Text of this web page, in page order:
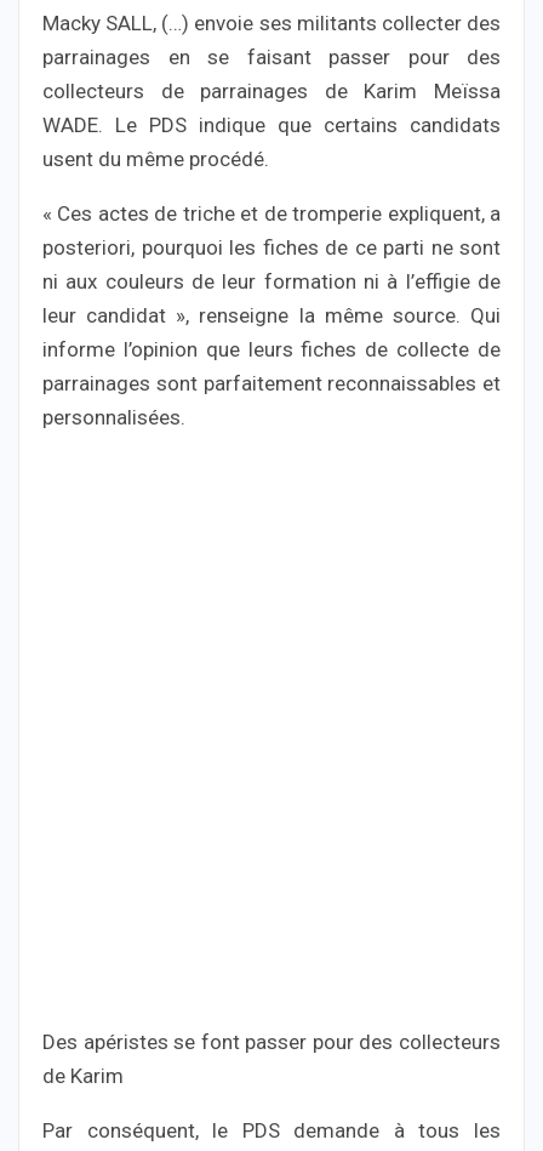
Macky SALL, (…) envoie ses militants collecter des
parrainages en se faisant passer pour des
collecteurs de parrainages de Karim Meïssa
WADE. Le PDS indique que certains candidats
usent du même procédé.
« Ces actes de triche et de tromperie expliquent, a
posteriori, pourquoi les fiches de ce parti ne sont
ni aux couleurs de leur formation ni à l’effigie de
leur candidat », renseigne la même source. Qui
informe l’opinion que leurs fiches de collecte de
parrainages sont parfaitement reconnaissables et
personnalisées.
Des apéristes se font passer pour des collecteurs
de Karim
Par conséquent, le PDS demande à tous les